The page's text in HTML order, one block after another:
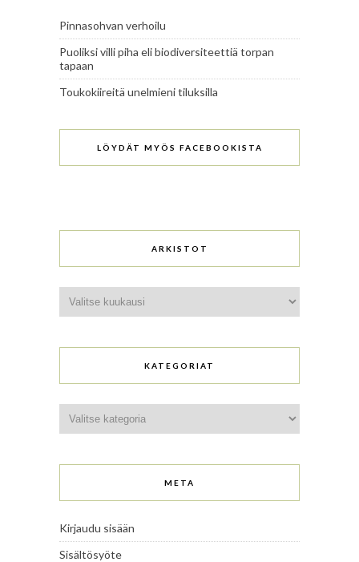
Pinnasohvan verhoilu
Puoliksi villi piha eli biodiversiteettiä torpan
tapaan
Toukokiireitä unelmieni tiluksilla
LÖYDÄT MYÖS FACEBOOKISTA
ARKISTOT
KATEGORIAT
META
Kirjaudu sisään
Sisältösyöte